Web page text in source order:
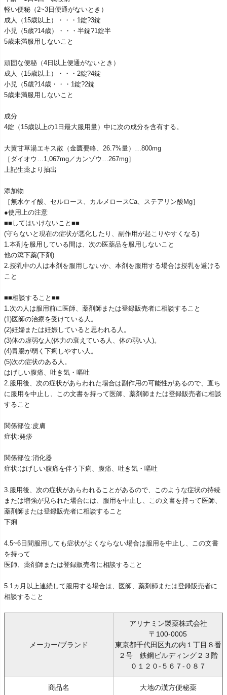
軽い便秘（2~3日便通がないとき）
成人（15歳以上）・・・1錠?3錠
小児（5歳?14歳）・・・半錠?1錠半
5歳未満服用しないこと
頑固な便秘（4日以上便通がないとき）
成人（15歳以上）・・・2錠?4錠
小児（5歳?14歳・・・1錠?2錠
5歳未満服用しないこと
成分
4錠（15歳以上の1日最大服用量）中に次の成分を含有する。
大黄甘草湯エキス散（金匱要略、26.7%量）…800mg
［ダイオウ…1,067mg／カンゾウ…267mg］
上記生薬より抽出
添加物
［無水ケイ酸、セルロース、カルメロースCa、ステアリン酸Mg］
●使用上の注意
■■してはいけないこと■■
(守らないと現在の症状が悪化したり、副作用が起こりやすくなる)
1.本剤を服用している間は、次の医薬品を服用しないこと
他の瀉下薬(下剤)
2.授乳中の人は本剤を服用しないか、本剤を服用する場合は授乳を避ける
こと
■■相談すること■■
1.次の人は服用前に医師、薬剤師または登録販売者に相談すること
(1)医師の治療を受けている人。
(2)妊婦または妊娠していると思われる人。
(3)体の虚弱な人(体力の衰えている人、体の弱い人)。
(4)胃腸が弱く下痢しやすい人。
(5)次の症状のある人。
はげしい腹痛、吐き気・嘔吐
2.服用後、次の症状があらわれた場合は副作用の可能性があるので、直ち
に服用を中止し、この文書を持って医師、薬剤師または登録販売者に相談
すること
関係部位:皮膚
症状:発疹
関係部位:消化器
症状:はげしい腹痛を伴う下痢、腹痛、吐き気・嘔吐
3.服用後、次の症状があらわれることがあるので、このような症状の持続
または増強が見られた場合には、服用を中止し、この文書を持って医師、
薬剤師または登録販売者に相談すること
下痢
4.5~6日間服用しても症状がよくならない場合は服用を中止し、この文書
を持って
医師、薬剤師または登録販売者に相談すること
5.1ヵ月以上連続して服用する場合は、医師、薬剤師または登録販売者に
相談すること
メーカー/ブランド
アリナミン製薬株式会社
〒100-0005
東京都千代田区丸の内１丁目８番
２号 鉄鋼ビルディング２３階
０１２０-５６７-０８７
商品名 大地の漢方便秘薬